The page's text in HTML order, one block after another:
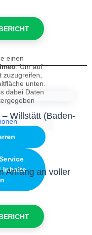
einen
. Um auf
unten.
dabei Daten
Inhalte
Willstätt (Baden-
Anfang an voller